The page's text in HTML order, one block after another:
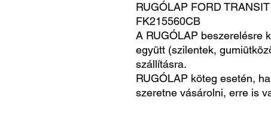
RUGÓLAP FORD
FK215560CB
A RUGÓLAP beszerelésre
együtt (szilentek,
szállításra.
RUGÓLAP köteg esetén,
szeretne vásárolni, erre is